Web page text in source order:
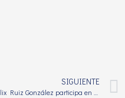
SIGUIENTE
Félix Ruiz González participa en el II Foro Cofrade en Sanlúcar de Barrameda